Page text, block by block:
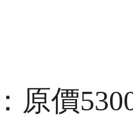
原價